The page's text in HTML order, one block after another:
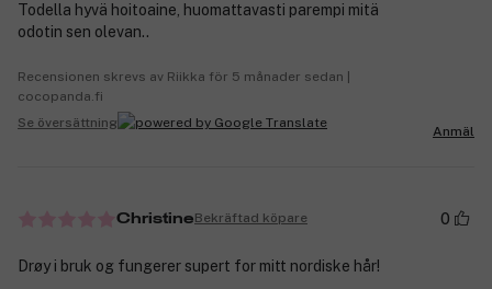
Todella hyvä hoitoaine, huomattavasti parempi mitä
odotin sen olevan..
Recensionen skrevs av Riikka för 5 månader sedan |
cocopanda.fi
Se översättning
Anmäl
ChristineBekräftad köpare 0
Drøy i bruk og fungerer supert for mitt nordiske hår!